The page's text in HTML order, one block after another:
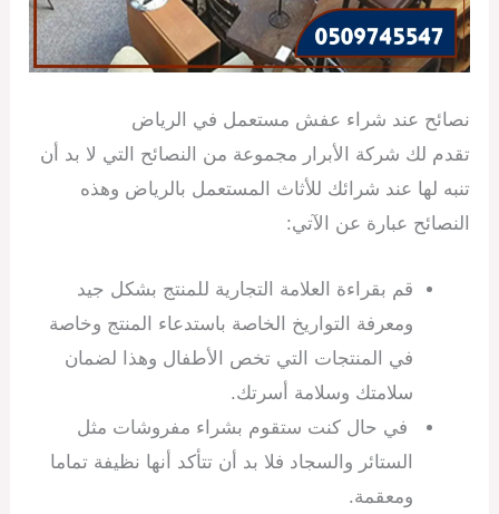
نصائح عند شراء عفش مستعمل في الرياض
تقدم لك شركة الأبرار مجموعة من النصائح التي لا بد أن
تنبه لها عند شرائك للأثاث المستعمل بالرياض وهذه
النصائح عبارة عن الآتي:
قم بقراءة العلامة التجارية للمنتج بشكل جيد
ومعرفة التواريخ الخاصة باستدعاء المنتج وخاصة
في المنتجات التي تخص الأطفال وهذا لضمان
سلامتك وسلامة أسرتك.
في حال كنت ستقوم بشراء مفروشات مثل
الستائر والسجاد فلا بد أن تتأكد أنها نظيفة تماما
ومعقمة.